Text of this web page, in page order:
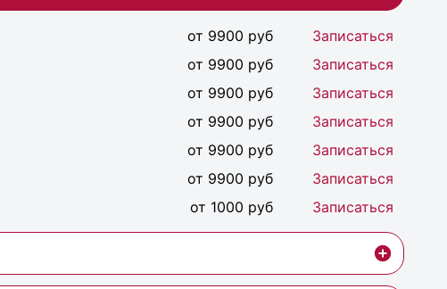
от 9900 руб
Записаться
от 9900 руб
Записаться
от 9900 руб
Записаться
от 9900 руб
Записаться
от 9900 руб
Записаться
от 9900 руб
Записаться
от 1000 руб Записаться